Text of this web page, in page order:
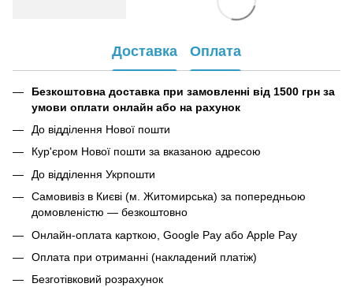
Доставка Оплата
Безкоштовна доставка при замовленні від 1500 грн за
умови оплати онлайн або на рахунок
До відділення Нової пошти
Кур'єром Нової пошти за вказаною адресою
До відділення Укрпошти
Самовивіз в Києві (м. Житомирська) за попередньою
домовленістю — безкоштовно
Онлайн-оплата карткою, Google Pay або Apple Pay
Оплата при отриманні (накладений платіж)
Безготівковий розрахунок